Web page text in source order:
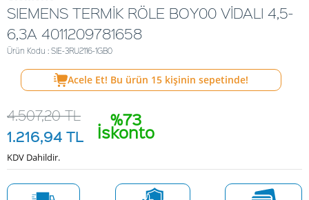
SIEMENS TERMİK RÖLE BOY00 VİDALI 4,5-
6,3A 4011209781658
Ürün Kodu : SIE-3RU2116-1GB0
Acele Et! Bu ürün 15 kişinin sepetinde!
%73
İskonto
4.507,20TL
1.216,94 TL
KDV Dahildir.